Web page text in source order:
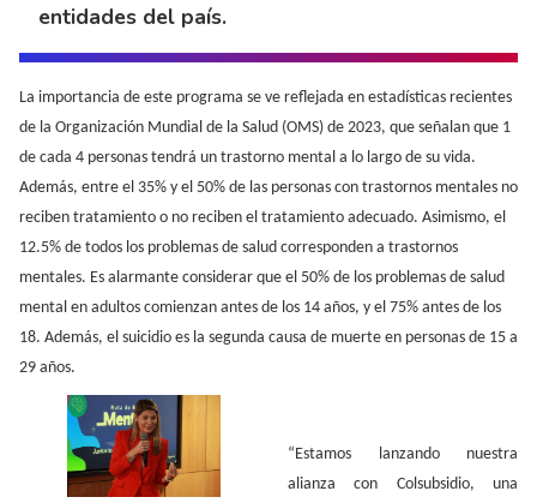
entidades del país.
La importancia de este programa se ve reflejada en estadísticas recientes
de la Organización Mundial de la Salud (OMS) de 2023, que señalan que 1
de cada 4 personas tendrá un trastorno mental a lo largo de su vida.
Además, entre el 35% y el 50% de las personas con trastornos mentales no
reciben tratamiento o no reciben el tratamiento adecuado. Asimismo, el
12.5% de todos los problemas de salud corresponden a trastornos
mentales. Es alarmante considerar que el 50% de los problemas de salud
mental en adultos comienzan antes de los 14 años, y el 75% antes de los
18. Además, el suicidio es la segunda causa de muerte en personas de 15 a
29 años.
“Estamos lanzando nuestra
alianza con Colsubsidio, una